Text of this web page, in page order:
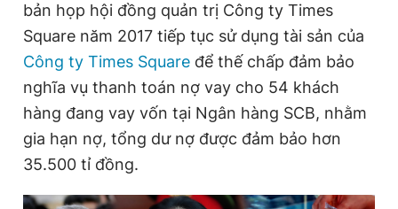
bản họp hội đồng quản trị Công ty Times
Square năm 2017 tiếp tục sử dụng tài sản của
Công ty Times Square để thế chấp đảm bảo
nghĩa vụ thanh toán nợ vay cho 54 khách
hàng đang vay vốn tại Ngân hàng SCB, nhằm
gia hạn nợ, tổng dư nợ được đảm bảo hơn
35.500 tỉ đồng.